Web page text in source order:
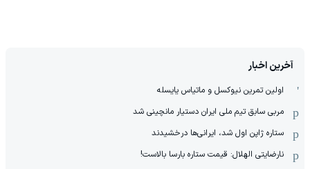
آخرین اخبار
اولین تمرین نیوکسل و ماتیاس یایسله
مربی سابق تیم ملی ایران دستیار مانچینی شد
ستاره ژاپن اول شد، ایرانی‌ها درخشیدند
نارضایتی الهلال: قیمت ستاره بارسا بالاست!